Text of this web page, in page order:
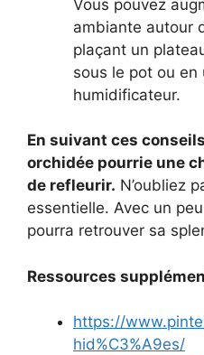
Vous pouvez
ambiante autour
plaçant un
sous le pot ou en
humidificateur.
En suivant ces
orchidée pourrie une
de refleurir. N’oubliez
essentielle. Avec un
pourra retrouver sa
Ressources
https://
hid%C3%A9es/